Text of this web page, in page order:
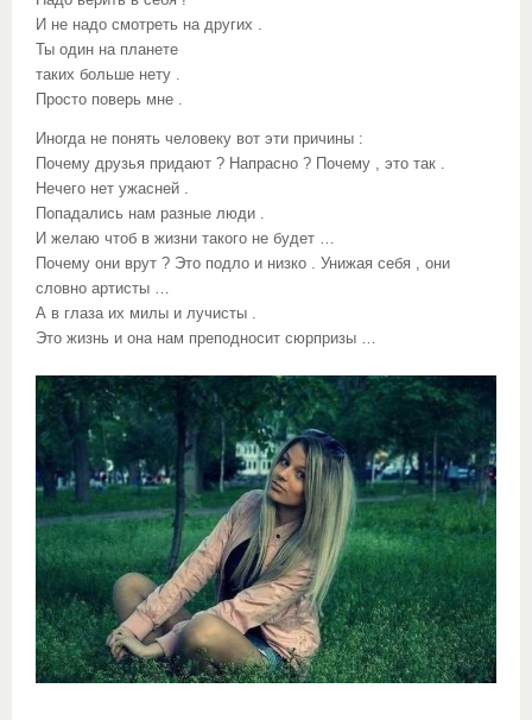
И не надо смотреть на других .
Ты один на планете
таких больше нету .
Просто поверь мне .
Иногда не понять человеку вот эти причины :
Почему друзья придают ? Напрасно ? Почему , это так .
Нечего нет ужасней .
Попадались нам разные люди .
И желаю чтоб в жизни такого не будет …
Почему они врут ? Это подло и низко . Унижая себя , они
словно артисты …
А в глаза их милы и лучисты .
Это жизнь и она нам преподносит сюрпризы …